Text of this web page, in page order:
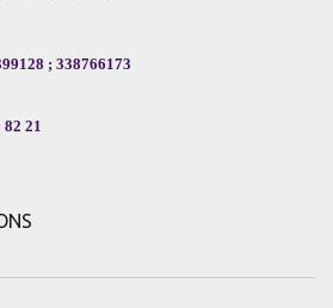
; 338766173
21